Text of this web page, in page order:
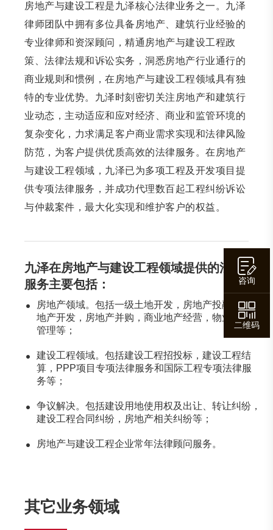
房地产与建设工程是九泽核心法律业务之一。九泽
律师团队中拥有多位具备房地产、建筑行业经验的
专业律师和资深顾问，精通房地产与建设工程政
策、法律法规和诉讼实务，洞悉房地产行业通行的
商业规则和惯例，在房地产与建设工程领域具有独
特的专业优势。九泽时刻密切关注房地产和建筑行
业动态，主动适应和应对经济、商业和监管环境的
复杂变化，力求满足客户商业需求实现和法律风险
防范，为客户提供优质高效的法律服务。在房地产
与建设工程领域，九泽已为多项工程及开发项目提
供专项法律服务，并成功代理数百起工程纠纷诉讼
与仲裁案件，最大化实现和维护客户的权益。
九泽在房地产与建设工程领域提供的法律
服务主要包括：
房地产领域。包括一级土地开发，房地产投融资，房
地产开发，房地产并购，商业地产经营，物业运营与
管理等；
建设工程领域。包括建设工程招投标，建设工程结
算，PPP项目专项法律服务和国际工程专项法律服
务等；
争议解决。包括建设用地使用权及出让、转让纠纷，
建设工程合同纠纷，房地产相关纠纷等；
房地产与建设工程企业常年法律顾问服务。
其它业务领域
咨询
二维码